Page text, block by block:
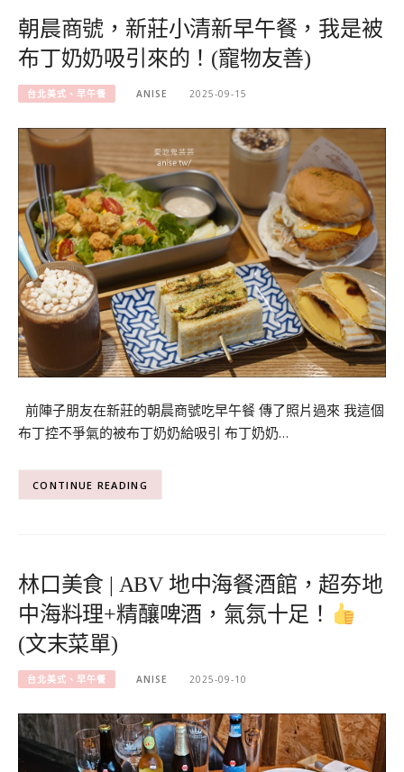
朝晨商號，新莊小清新早午餐，我是被
布丁奶奶吸引來的！(寵物友善)
台北美式、早午餐 ANISE 2025-09-15
前陣子朋友在新莊的朝晨商號吃早午餐 傳了照片過來 我這個
布丁控不爭氣的被布丁奶奶給吸引 布丁奶奶…
CONTINUE READING
林口美食 | ABV 地中海餐酒館，超夯地
中海料理+精釀啤酒，氣氛十足！
(文末菜單)
台北美式、早午餐 ANISE 2025-09-10